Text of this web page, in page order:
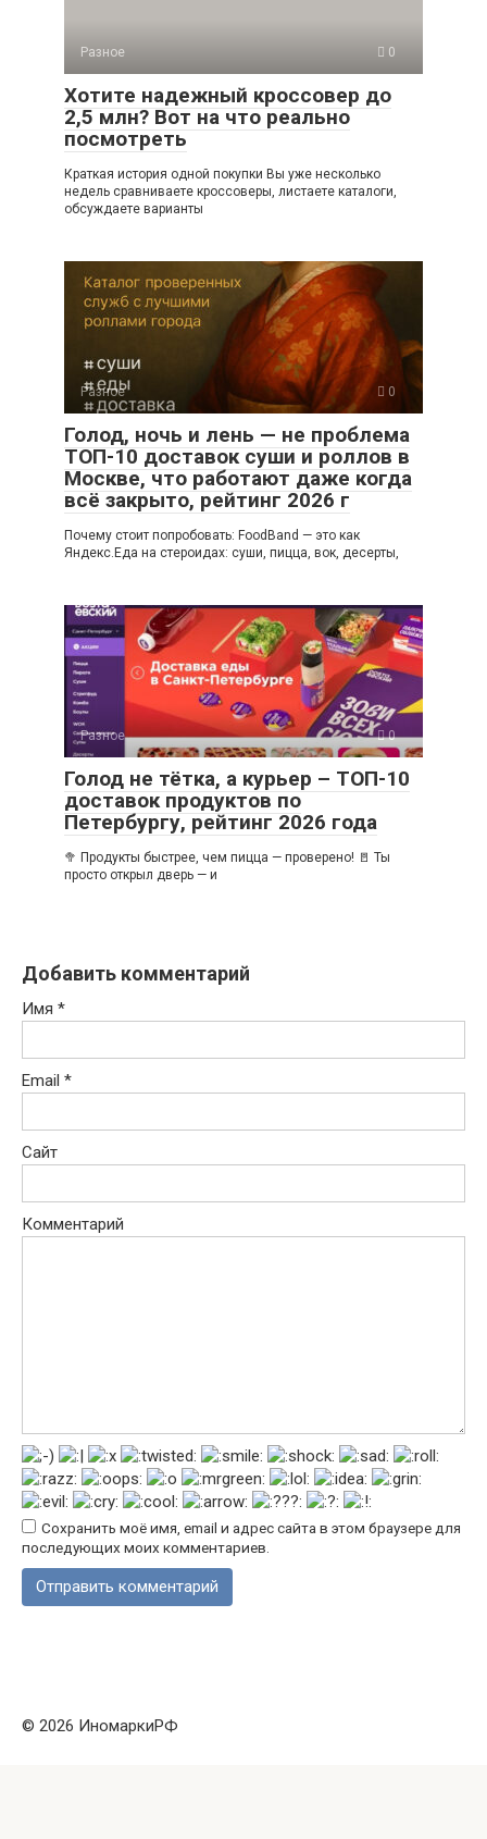
Разное 0
Хотите надежный кроссовер до
2,5 млн? Вот на что реально
посмотреть
Краткая история одной покупки Вы уже несколько
недель сравниваете кроссоверы, листаете каталоги,
обсуждаете варианты
Разное 0
Голод, ночь и лень — не проблема
ТОП-10 доставок суши и роллов в
Москве, что работают даже когда
всё закрыто, рейтинг 2026 г
Почему стоит попробовать: FoodBand — это как
Яндекс.Еда на стероидах: суши, пицца, вок, десерты,
Разное 0
Голод не тётка, а курьер – ТОП-10
доставок продуктов по
Петербургу, рейтинг 2026 года
🥦 Продукты быстрее, чем пицца — проверено! 🚪 Ты
просто открыл дверь — и
Добавить комментарий
Имя *
Email *
Сайт
Комментарий
Сохранить моё имя, email и адрес сайта в этом браузере для
последующих моих комментариев.
© 2026 ИномаркиРФ